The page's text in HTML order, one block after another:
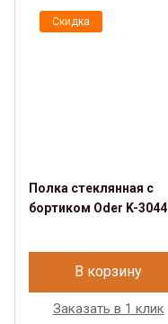
Скидка
Полка стеклянная с
бортиком Oder K-3044
В корзину
Заказать в 1 клик